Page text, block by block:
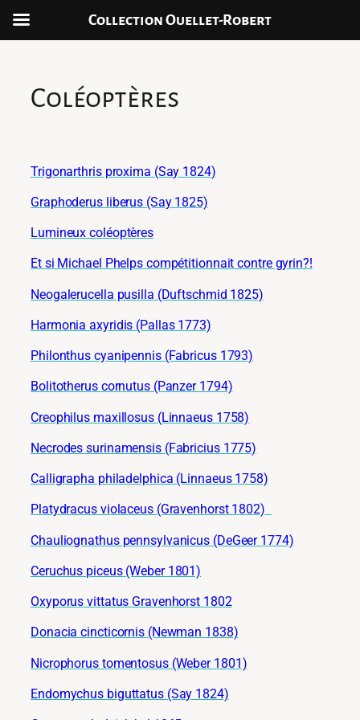
contentColéoptères
Trigonarthris proxima (Say 1824)
Graphoderus liberus (Say 1825)
Lumineux coléoptères
Et si Michael Phelps compétitionnait contre gyrin?!
Neogalerucella pusilla (Duftschmid 1825)
Harmonia axyridis (Pallas 1773)
Philonthus cyanipennis (Fabricus 1793)
Bolitotherus cornutus (Panzer 1794)
Creophilus maxillosus (Linnaeus 1758)
Necrodes surinamensis (Fabricius 1775)
Calligrapha philadelphica (Linnaeus 1758)
Platydracus violaceus (Gravenhorst 1802)
Chauliognathus pennsylvanicus (DeGeer 1774)
Ceruchus piceus (Weber 1801)
Oxyporus vittatus Gravenhorst 1802
Donacia cincticornis (Newman 1838)
Nicrophorus tomentosus (Weber 1801)
Endomychus biguttatus (Say 1824)
Collection Ouellet-Robert